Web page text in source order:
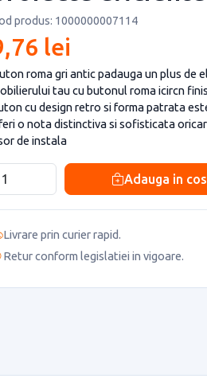
produs: 1000000007114
lei
roma gri antic padauga un plus de
tau cu butonul roma icircn
cu design retro si forma patrata
o nota distinctiva si sofisticata
de instala
Adauga in cos
Livrare prin curier rapid.
Retur conform legislatiei in vigoare.